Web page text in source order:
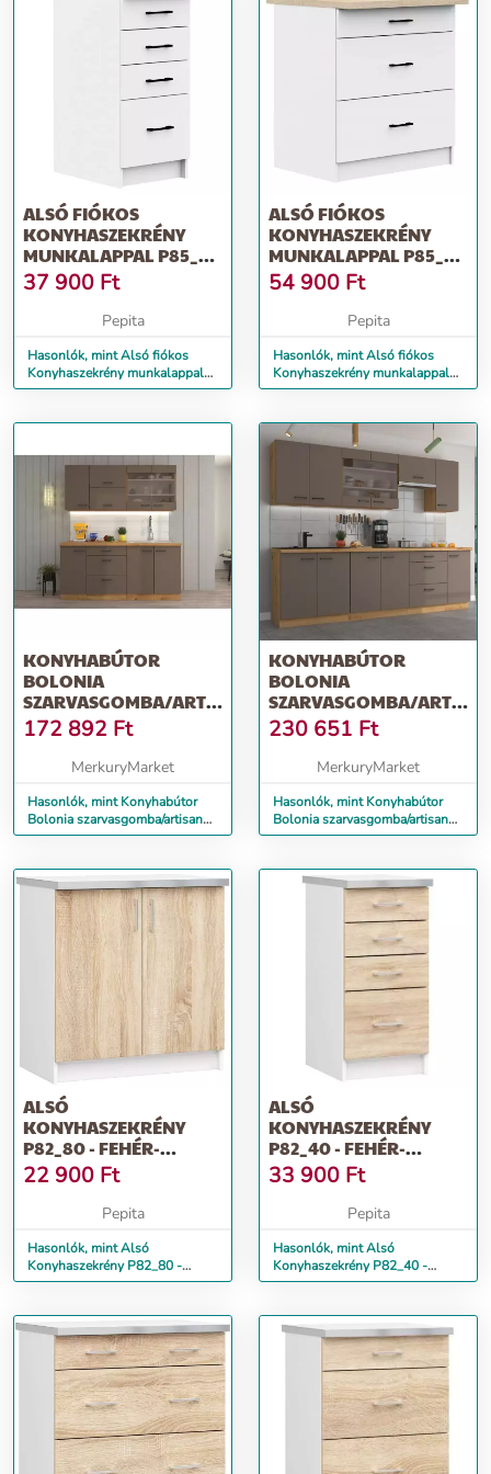
ALSÓ FIÓKOS
KONYHASZEKRÉNY
MUNKALAPPAL P85_40
- FEHÉR
37 900 Ft
Pepita
Hasonlók, mint Alsó fiókos
Konyhaszekrény munkalappal
P85_40 - fehér
ALSÓ FIÓKOS
KONYHASZEKRÉNY
MUNKALAPPAL P85_80
- FEHÉR
54 900 Ft
Pepita
Hasonlók, mint Alsó fiókos
Konyhaszekrény munkalappal
P85_80 - fehér
KONYHABÚTOR
BOLONIA
SZARVASGOMBA/ARTISAN
180 CM MUNKALAPPAL
172 892 Ft
MerkuryMarket
Hasonlók, mint Konyhabútor
Bolonia szarvasgomba/artisan
180 cm munkalappal
KONYHABÚTOR
BOLONIA
SZARVASGOMBA/ARTISAN
260 CM MUNKALAPPAL
230 651 Ft
MerkuryMarket
Hasonlók, mint Konyhabútor
Bolonia szarvasgomba/artisan
260 cm munkalappal
ALSÓ
KONYHASZEKRÉNY
P82_80 - FEHÉR-
SONOMA
22 900 Ft
Pepita
Hasonlók, mint Alsó
Konyhaszekrény P82_80 -
fehér-sonoma
ALSÓ
KONYHASZEKRÉNY
P82_40 - FEHÉR-
SONOMA
33 900 Ft
Pepita
Hasonlók, mint Alsó
Konyhaszekrény P82_40 -
fehér-sonoma